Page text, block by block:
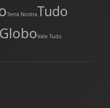
Terra NostraTudo
Vale Tudo